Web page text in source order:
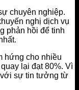
chuyên nghiệp.
nghị dịch vụ
phản hồi để tinh
hứng cho nhiều
lại đạt 80%. Vì
sự tin tưởng từ